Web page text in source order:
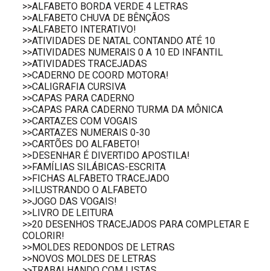
>>ALFABETO BORDA VERDE 4 LETRAS
>>ALFABETO CHUVA DE BÊNÇÃOS
>>ALFABETO INTERATIVO!
>>ATIVIDADES DE NATAL CONTANDO ATÉ 10
>>ATIVIDADES NUMERAIS 0 A 10 ED INFANTIL
>>ATIVIDADES TRACEJADAS
>>CADERNO DE COORD MOTORA!
>>CALIGRAFIA CURSIVA
>>CAPAS PARA CADERNO
>>CAPAS PARA CADERNO TURMA DA MÔNICA
>>CARTAZES COM VOGAIS
>>CARTAZES NUMERAIS 0-30
>>CARTÕES DO ALFABETO!
>>DESENHAR É DIVERTIDO APOSTILA!
>>FAMÍLIAS SILÁBICAS-ESCRITA
>>FICHAS ALFABETO TRACEJADO
>>ILUSTRANDO O ALFABETO
>>JOGO DAS VOGAIS!
>>LIVRO DE LEITURA
>>20 DESENHOS TRACEJADOS PARA COMPLETAR E
COLORIR!
>>MOLDES REDONDOS DE LETRAS
>>NOVOS MOLDES DE LETRAS